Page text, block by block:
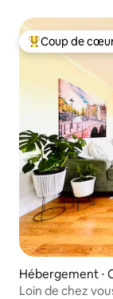
Coups de cœur
Coup de
Hébergement ⋅
Loin de chez